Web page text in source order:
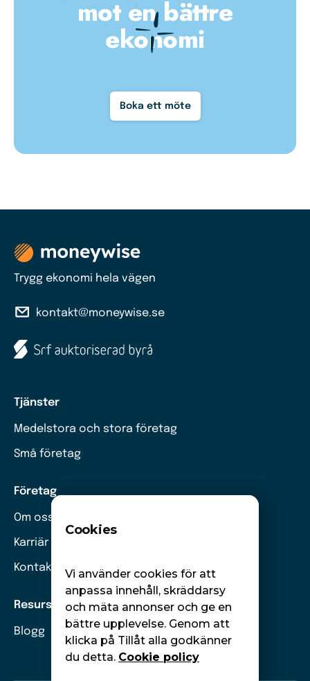
mot en bättre
ekonomi
Boka ett möte
Trygg ekonomi hela vägen
kontakt@moneywise.se
Tjänster
Medelstora och stora företag
Små företag
Företag
Om oss
Karriär
Kontakt
Resurser
Blogg
Cookies
Vi använder cookies för att
anpassa innehåll, skräddarsy
och mäta annonser och ge en
bättre upplevelse. Genom att
klicka på Tillåt alla godkänner
du detta. Cookie policy